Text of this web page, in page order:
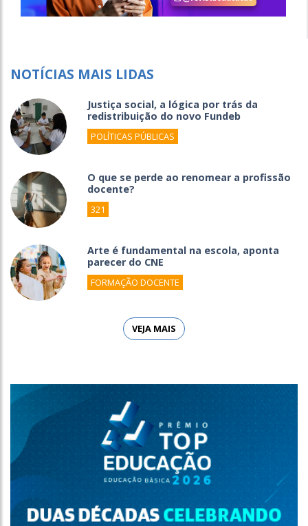
NOTÍCIAS MAIS LIDAS
Justiça social, a lógica por trás da
redistribuição do novo Fundeb
POLÍTICAS PÚBLICAS
O que se perde ao renomear a profissão
docente?
321
Arte é fundamental na escola, aponta
parecer do CNE
FORMAÇÃO DOCENTE
VEJA MAIS